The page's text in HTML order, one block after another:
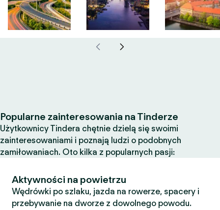
Popularne zainteresowania na Tinderze
Użytkownicy Tindera chętnie dzielą się swoimi
zainteresowaniami i poznają ludzi o podobnych
zamiłowaniach. Oto kilka z popularnych pasji:
Aktywności na powietrzu
Wędrówki po szlaku, jazda na rowerze, spacery i
przebywanie na dworze z dowolnego powodu.